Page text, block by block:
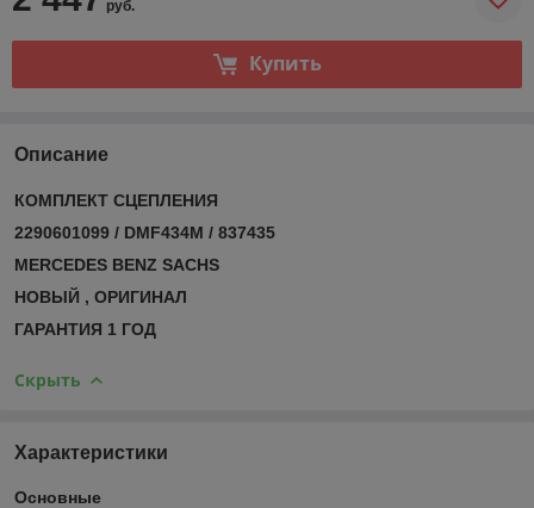
руб.
Купить
Описание
КОМПЛЕКТ СЦЕПЛЕНИЯ
2290601099 / DMF434M / 837435
MERCEDES BENZ SACHS
НОВЫЙ , ОРИГИНАЛ
ГАРАНТИЯ 1 ГОД
Скрыть
Характеристики
Основные